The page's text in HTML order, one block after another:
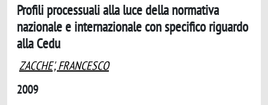
Profili processuali alla luce della normativa
nazionale e internazionale con specifico riguardo
alla Cedu
ZACCHE', FRANCESCO
2009